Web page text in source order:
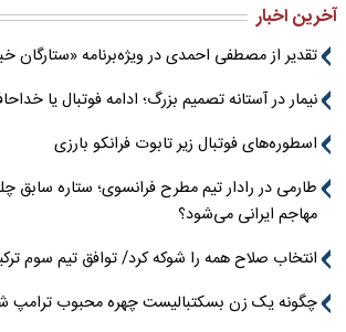
آخرین اخبار
تقدیر از مصطفی احمدی در ویژه‌برنامه «ستارگان
نیمار در آستانه تصمیم بزرگ؛ ادامه فوتبال یا
اسطوره‌های فوتبال زیر تابوت فرانکو بارزی
طارمی در رادار تیم مطرح فرانسوی؛ ستاره سابق
مهاجم ایرانی می‌شود؟
انتخاب صلاح همه را شوکه کرد/ توافق تیم سوم
چگونه یک زن بسکتبالیست چهره محبوب ترامپ